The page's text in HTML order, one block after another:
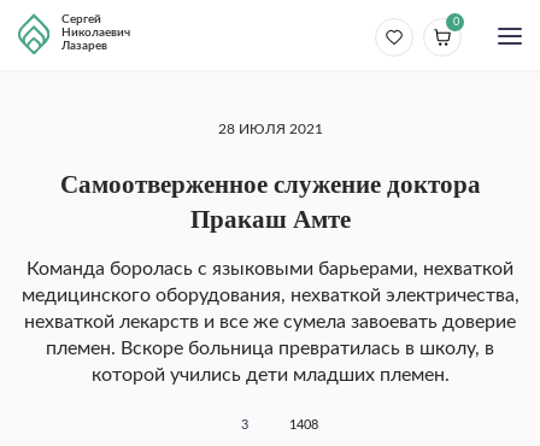
Сергей
Николаевич
Лазарев
0
28 ИЮЛЯ 2021
Самоотверженное служение доктора
Пракаш Амте
Команда боролась с языковыми барьерами, нехваткой
медицинского оборудования, нехваткой электричества,
нехваткой лекарств и все же сумела завоевать доверие
племен. Вскоре больница превратилась в школу, в
которой учились дети младших племен.
3 1408